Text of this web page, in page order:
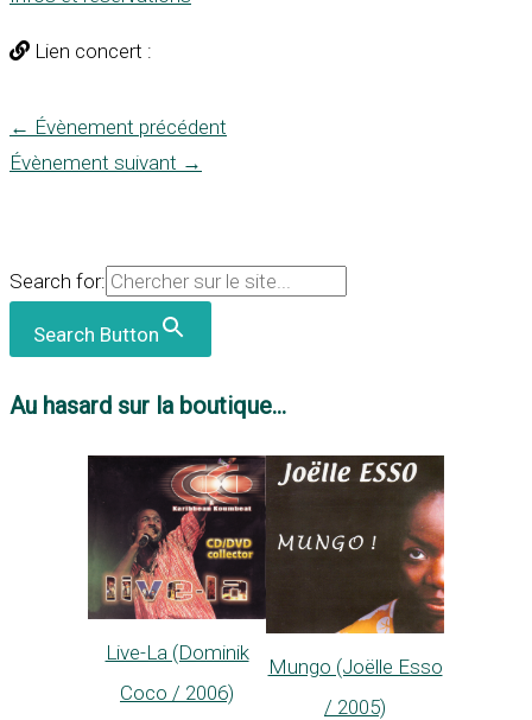
Lien concert :
← Évènement précédent
Évènement suivant →
Search for:
Search Button
Au hasard sur la boutique...
Live-La (Dominik
Coco / 2006)
Mungo (Joëlle Esso
/ 2005)